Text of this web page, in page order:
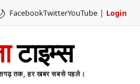
FacebookTwitterYouTube | Login
टाइम्स
तक, हर खबर सबसे पहले।